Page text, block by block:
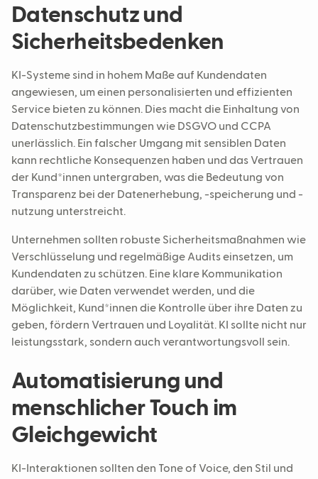
Datenschutz und
Sicherheitsbedenken
KI-Systeme sind in hohem Maße auf Kundendaten
angewiesen, um einen personalisierten und effizienten
Service bieten zu können. Dies macht die Einhaltung von
Datenschutzbestimmungen wie DSGVO und CCPA
unerlässlich. Ein falscher Umgang mit sensiblen Daten
kann rechtliche Konsequenzen haben und das Vertrauen
der Kund*innen untergraben, was die Bedeutung von
Transparenz bei der Datenerhebung, -speicherung und -
nutzung unterstreicht.
Unternehmen sollten robuste Sicherheitsmaßnahmen wie
Verschlüsselung und regelmäßige Audits einsetzen, um
Kundendaten zu schützen. Eine klare Kommunikation
darüber, wie Daten verwendet werden, und die
Möglichkeit, Kund*innen die Kontrolle über ihre Daten zu
geben, fördern Vertrauen und Loyalität. KI sollte nicht nur
leistungsstark, sondern auch verantwortungsvoll sein.
Automatisierung und
menschlicher Touch im
Gleichgewicht
KI-Interaktionen sollten den Tone of Voice, den Stil und